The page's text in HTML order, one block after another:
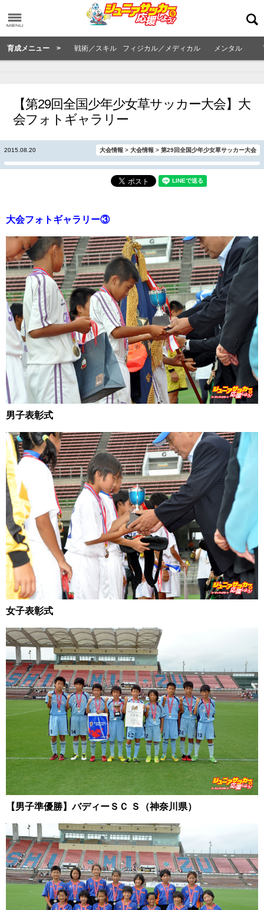
育成メニュー > 戦術／スキル フィジカル／メディカル メンタル
【第29回全国少年少女草サッカー大会】大
会フォトギャラリー
2015.08.20 大会情報 > 大会情報 > 第29回全国少年少女草サッカー大会
大会フォトギャラリー③
男子表彰式
女子表彰式
【男子準優勝】バディーＳＣ Ｓ（神奈川県）